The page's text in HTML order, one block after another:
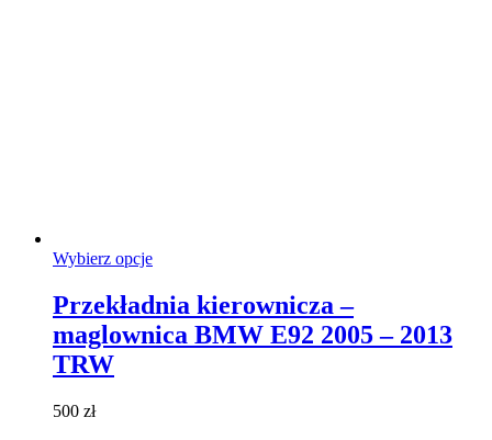
Wybierz opcjeTen
ma
wiele
wariantów.
Przekładnia kierownicza –
maglownica BMW E92 2005 – 2013
TRW
500 zł